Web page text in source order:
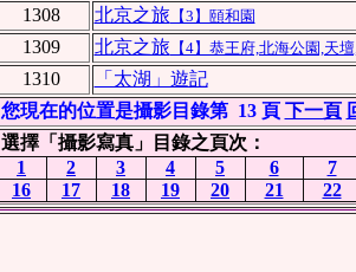
1308 北京之旅 【3】頤和園
1309 北京之旅 【4】恭王府,北海公園,天
1310
「太湖」遊記
您現在的位置是攝影目錄第 13 頁 下一頁
選擇「攝影寫真」目錄之頁次：
1
2 3 4 5 6
7
16
17 18 19 20 21 22